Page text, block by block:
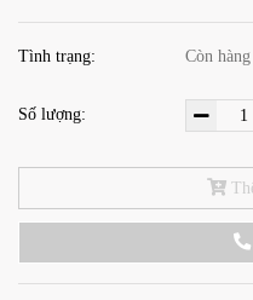
Tình trạng: Còn hàng
Số lượng: